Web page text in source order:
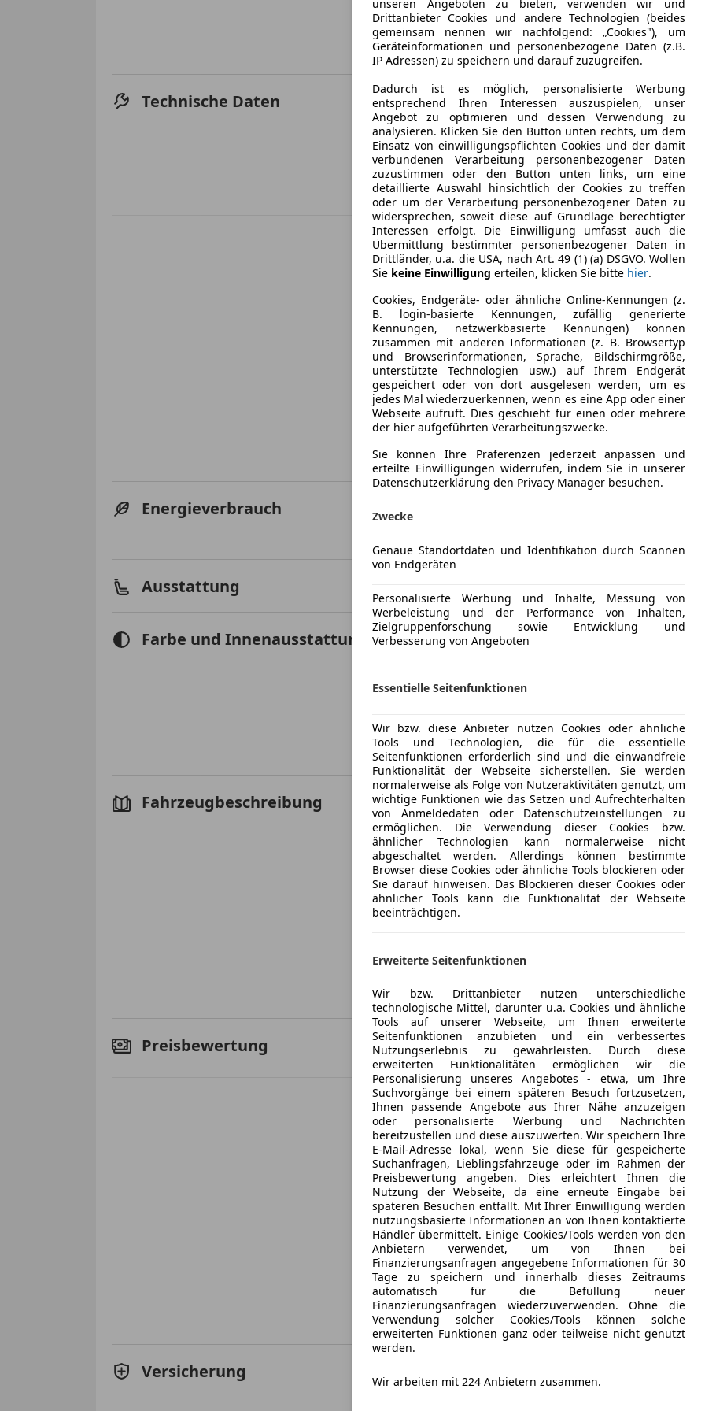
Scheckheftgepflegt
Ja
Nichtraucherfahrzeug
Ja
Technische Daten Leistung
110 kW
Getriebe
Gänge
6
Zylinder
4
Energieverbrauch Schadstoffklasse
Ausstattung
Armlehne
Getönte
Klimaanlage
Lichtsensor
Sitzheizung
Start/Stop-
teilb.
Unterhaltung/Media
Apple
Bluetooth
DAB-Radio
Radio
USB
W-Lan /
Sicherheit
ABS
ESP
Isofix
Kopfairbag
LED-
Farbe und Innenausstattung Außenfarbe
Lackierung
Farbe der Innenausstattung
Schwarz
Innenausstattung
Teilleder
Fahrzeugbeschreibung
Winter-Paket mit Sitzheizung
Vorbereitung für Anhängerkupplung:
Parkpilot vorne und hinten
Parklenkassistent
Cupra Full-Link (Android-Auto, Apple CarPlay)
Sport-Lederlenkrad mit Multifunktionstasten
18" Aluräder
Außenspiegel elektr. verstell-, beheiz- und
Einstiegsleisten Aluminium, beleuchtet
Fahrprofilauswahl (CUPRA Drive Profile)
Spurhalteassistent
Umfeldbeobachtungssystem (Front assist) mit City-
Fensterzierleisten schwarz hochglänzend
Heckleuchten Voll-LED mit dynamischem Blinker
Isofix-Aufnahmen für Kindersitz an Rücksitz
Klimaautomatik 3-Zonen
digitales Info-Display
Lendenwirbelstützen vorne
Licht- und Regensensor
Radioempfang digital (DAB+)
Sport-Schalensitze vorne
Cupra Garantie 5 Jahre/max. 100.000 km ab
Eingeabefehler vorbehalten!
Mehr anzeigen
Preisbewertung Mehr anzeigen
Versicherung
unseren Angeboten zu bieten, verwenden wir und
Drittanbieter Cookies und andere Technologien (beides
gemeinsam nennen wir nachfolgend: „Cookies"), um
Geräteinformationen und personenbezogene Daten (z.B.
IP Adressen) zu speichern und darauf zuzugreifen.
Dadurch ist es möglich, personalisierte Werbung
entsprechend Ihren Interessen auszuspielen, unser
Angebot zu optimieren und dessen Verwendung zu
analysieren. Klicken Sie den Button unten rechts, um dem
Einsatz von einwilligungspflichten Cookies und der damit
verbundenen Verarbeitung personenbezogener Daten
zuzustimmen oder den Button unten links, um eine
detaillierte Auswahl hinsichtlich der Cookies zu treffen
oder um der Verarbeitung personenbezogener Daten zu
widersprechen, soweit diese auf Grundlage berechtigter
Interessen erfolgt. Die Einwilligung umfasst auch die
Übermittlung bestimmter personenbezogener Daten in
Drittländer, u.a. die USA, nach Art. 49 (1) (a) DSGVO. Wollen
Sie keine Einwilligung erteilen, klicken Sie bitte hier.
Cookies, Endgeräte- oder ähnliche Online-Kennungen (z.
B. login-basierte Kennungen, zufällig generierte
Kennungen, netzwerkbasierte Kennungen) können
zusammen mit anderen Informationen (z. B. Browsertyp
und Browserinformationen, Sprache, Bildschirmgröße,
unterstützte Technologien usw.) auf Ihrem Endgerät
gespeichert oder von dort ausgelesen werden, um es
jedes Mal wiederzuerkennen, wenn es eine App oder einer
Webseite aufruft. Dies geschieht für einen oder mehrere
der hier aufgeführten Verarbeitungszwecke.
Sie können Ihre Präferenzen jederzeit anpassen und
erteilte Einwilligungen widerrufen, indem Sie in unserer
Datenschutzerklärung den Privacy Manager besuchen.
Zwecke
Genaue Standortdaten und Identifikation durch Scannen
von Endgeräten
Personalisierte Werbung und Inhalte, Messung von
Werbeleistung und der Performance von Inhalten,
Zielgruppenforschung sowie Entwicklung und
Verbesserung von Angeboten
Essentielle Seitenfunktionen
Wir bzw. diese Anbieter nutzen Cookies oder ähnliche
Tools und Technologien, die für die essentielle
Seitenfunktionen erforderlich sind und die einwandfreie
Funktionalität der Webseite sicherstellen. Sie werden
normalerweise als Folge von Nutzeraktivitäten genutzt, um
wichtige Funktionen wie das Setzen und Aufrechterhalten
von Anmeldedaten oder Datenschutzeinstellungen zu
ermöglichen. Die Verwendung dieser Cookies bzw.
ähnlicher Technologien kann normalerweise nicht
abgeschaltet werden. Allerdings können bestimmte
Browser diese Cookies oder ähnliche Tools blockieren oder
Sie darauf hinweisen. Das Blockieren dieser Cookies oder
ähnlicher Tools kann die Funktionalität der Webseite
beeinträchtigen.
Erweiterte Seitenfunktionen
Wir bzw. Drittanbieter nutzen unterschiedliche
technologische Mittel, darunter u.a. Cookies und ähnliche
Tools auf unserer Webseite, um Ihnen erweiterte
Seitenfunktionen anzubieten und ein verbessertes
Nutzungserlebnis zu gewährleisten. Durch diese
erweiterten Funktionalitäten ermöglichen wir die
Personalisierung unseres Angebotes - etwa, um Ihre
Suchvorgänge bei einem späteren Besuch fortzusetzen,
Ihnen passende Angebote aus Ihrer Nähe anzuzeigen
oder personalisierte Werbung und Nachrichten
bereitzustellen und diese auszuwerten. Wir speichern Ihre
E-Mail-Adresse lokal, wenn Sie diese für gespeicherte
Suchanfragen, Lieblingsfahrzeuge oder im Rahmen der
Preisbewertung angeben. Dies erleichtert Ihnen die
Nutzung der Webseite, da eine erneute Eingabe bei
späteren Besuchen entfällt. Mit Ihrer Einwilligung werden
nutzungsbasierte Informationen an von Ihnen kontaktierte
Händler übermittelt. Einige Cookies/Tools werden von den
Anbietern verwendet, um von Ihnen bei
Finanzierungsanfragen angegebene Informationen für 30
Tage zu speichern und innerhalb dieses Zeitraums
automatisch für die Befüllung neuer
Finanzierungsanfragen wiederzuverwenden. Ohne die
Verwendung solcher Cookies/Tools können solche
erweiterten Funktionen ganz oder teilweise nicht genutzt
werden.
Wir arbeiten mit 224 Anbietern zusammen.